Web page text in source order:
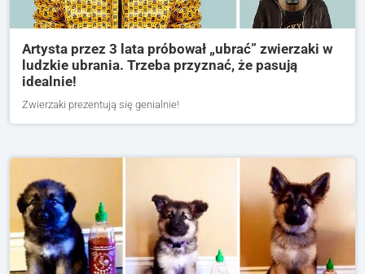
Artysta przez 3 lata próbował „ubrać” zwierzaki w
ludzkie ubrania. Trzeba przyznać, że pasują
idealnie!
Zwierzaki prezentują się genialnie!